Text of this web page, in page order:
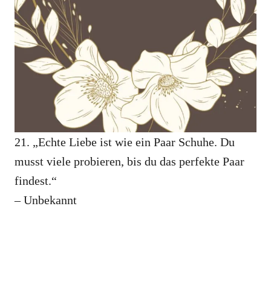
21. „Echte Liebe ist wie ein Paar Schuhe. Du
musst viele probieren, bis du das perfekte Paar
findest.“
– Unbekannt